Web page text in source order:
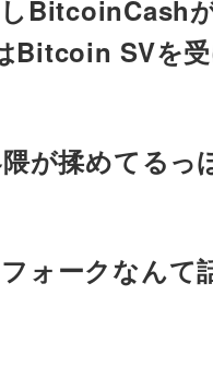
BitcoinCash
Bitcoin SVを
が揉めてる
ォークなんて